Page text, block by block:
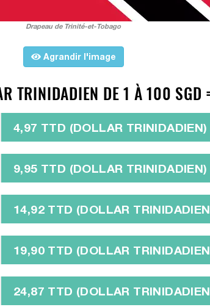
Drapeau de Trinité-et-Tobago
Agrandir l'image
TRINIDADIEN DE 1 À 100 SGD
4,97 TTD (DOLLAR TRINIDADIEN)
9,95 TTD (DOLLAR TRINIDADIEN)
14,92 TTD (DOLLAR
19,90 TTD (DOLLAR
24,87 TTD (DOLLAR